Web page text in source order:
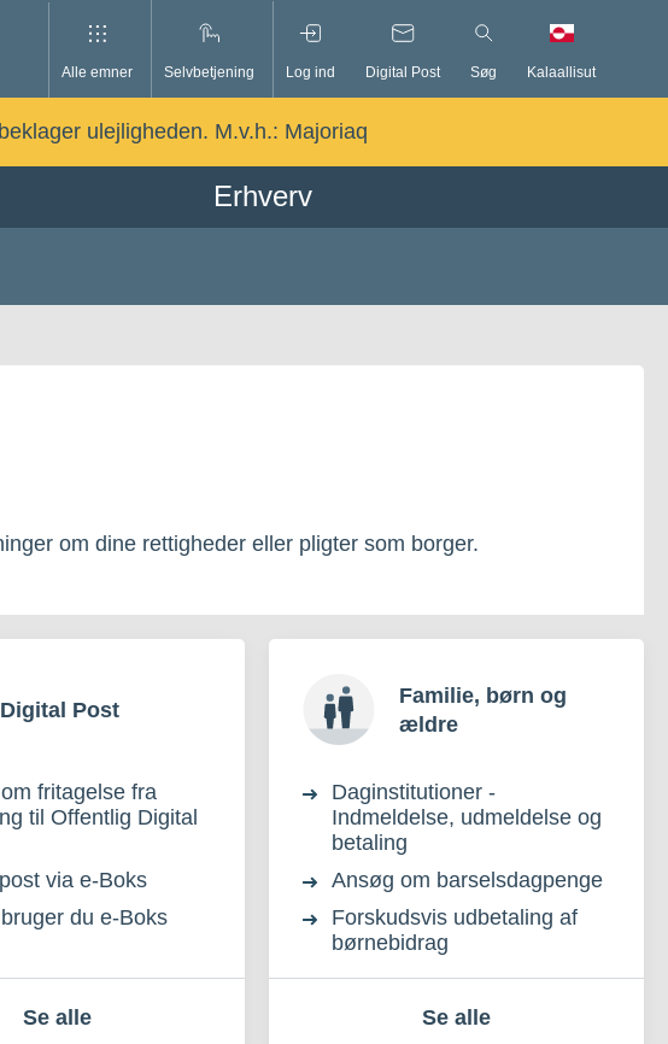
Alle emner Selvbetjening Log ind Digital Post Søg Kalaallisut
ulejligheden. M.v.h.: Majoriaq
Erhverv
om dine rettigheder eller pligter som borger.
Digital Post
fritagelse fra
til Offentlig Digital
via e-Boks
du e-Boks
Se alle
Familie, børn og
ældre
Daginstitutioner -
Indmeldelse, udmeldelse og
betaling
Ansøg om barselsdagpenge
Forskudsvis udbetaling af
børnebidrag
Se alle